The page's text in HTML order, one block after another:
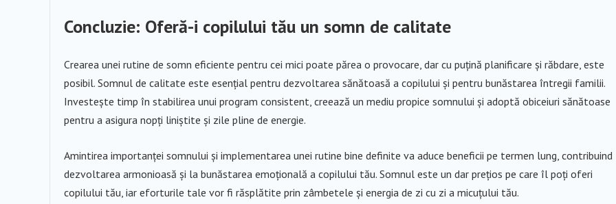
Concluzie: Oferă-i copilului tău un somn de calitate
Crearea unei rutine de somn eficiente pentru cei mici poate părea o provocare, dar cu puțină planificare și răbdare, este
posibil. Somnul de calitate este esențial pentru dezvoltarea sănătoasă a copilului și pentru bunăstarea întregii familii.
Investește timp în stabilirea unui program consistent, creează un mediu propice somnului și adoptă obiceiuri sănătoase
pentru a asigura nopți liniștite și zile pline de energie.
Amintirea importanței somnului și implementarea unei rutine bine definite va aduce beneficii pe termen lung, contribuind
dezvoltarea armonioasă și la bunăstarea emoțională a copilului tău. Somnul este un dar prețios pe care îl poți oferi
copilului tău, iar eforturile tale vor fi răsplătite prin zâmbetele și energia de zi cu zi a micuțului tău.